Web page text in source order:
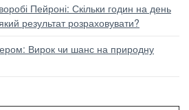
Пейроні: Скільки годин на день
результат розраховувати?
Вирок чи шанс на природну